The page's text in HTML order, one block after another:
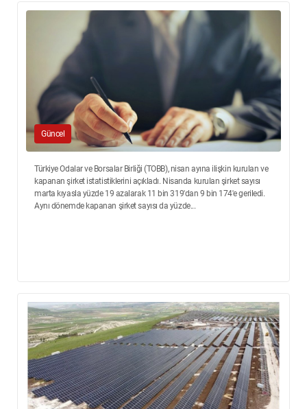
Güncel
Türkiye Odalar ve Borsalar Birliği (TOBB), nisan ayına ilişkin kurulan ve
kapanan şirket istatistiklerini açıkladı. Nisanda kurulan şirket sayısı
marta kıyasla yüzde 19 azalarak 11 bin 319'dan 9 bin 174'e geriledi.
Aynı dönemde kapanan şirket sayısı da yüzde...